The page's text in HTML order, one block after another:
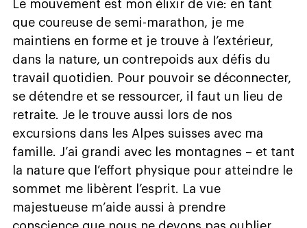
Le mouvement est mon élixir de vie: en tant
que coureuse de semi-marathon, je me
maintiens en forme et je trouve à l’extérieur,
dans la nature, un contrepoids aux défis du
travail quotidien. Pour pouvoir se déconnecter,
se détendre et se ressourcer, il faut un lieu de
retraite. Je le trouve aussi lors de nos
excursions dans les Alpes suisses avec ma
famille. J’ai grandi avec les montagnes – et tant
la nature que l’effort physique pour atteindre le
sommet me libèrent l’esprit. La vue
majestueuse m’aide aussi à prendre